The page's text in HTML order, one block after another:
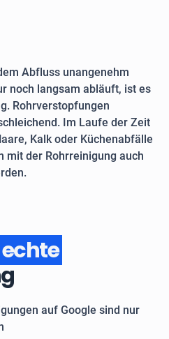
Abfluss unangenehm
noch langsam abläuft, ist es
Rohrverstopfungen
Im Laufe der Zeit
Kalk oder Küchenabfälle
mit der Rohrreinigung auch
echte
auf Google sind nur